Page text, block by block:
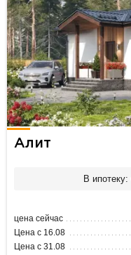
Алит
В ипотеку:
цена сейчас
Цена с 16.08
Цена с 31.08